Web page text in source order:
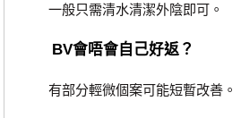
一般只需清水清潔外陰即可。
BV會唔會自己好返？
有部分輕微個案可能短暫改善。